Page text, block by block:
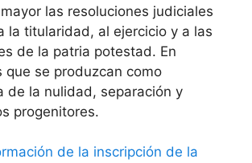
las resoluciones judiciales
la titularidad, al ejercicio y a las
de la patria potestad. En
que se produzcan como
de la nulidad, separación y
progenitores.
de la inscripción de la